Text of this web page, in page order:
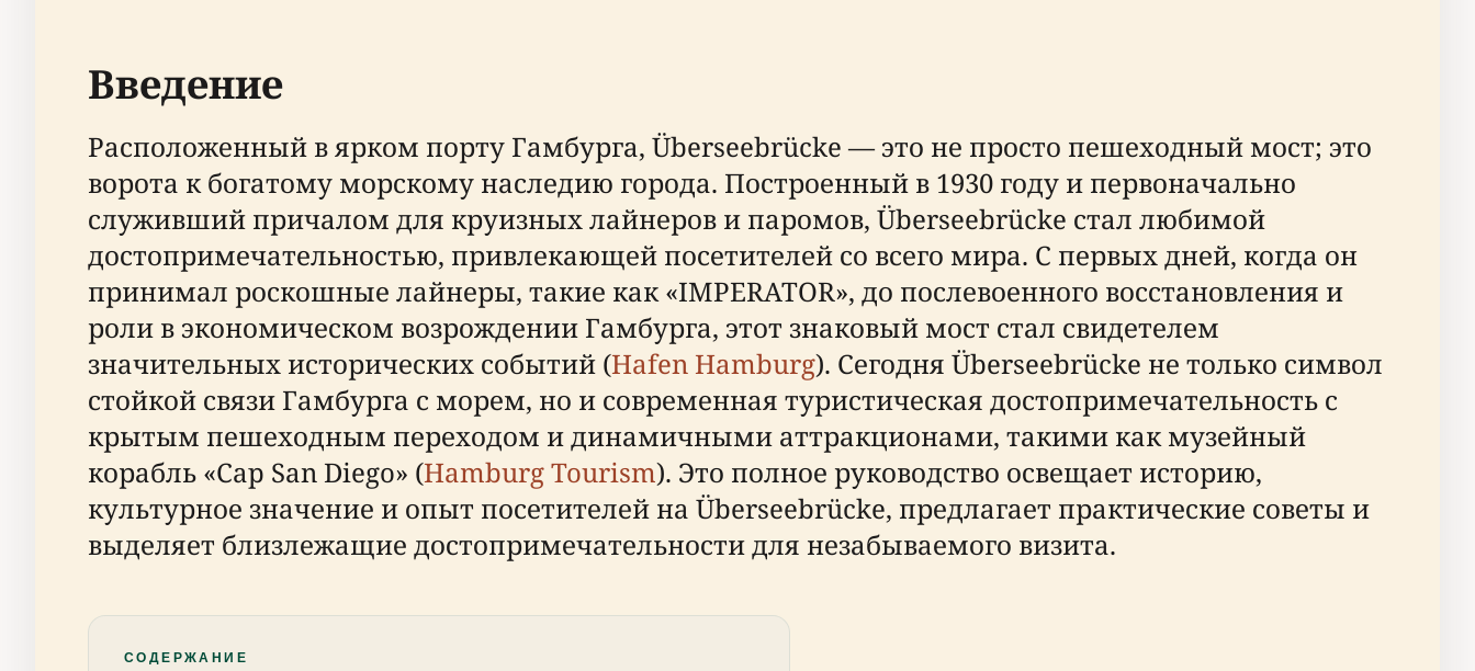
Введение
Расположенный в ярком порту Гамбурга, Überseebrücke — это не просто пешеходный мост; это
ворота к богатому морскому наследию города. Построенный в 1930 году и первоначально
служивший причалом для круизных лайнеров и паромов, Überseebrücke стал любимой
достопримечательностью, привлекающей посетителей со всего мира. С первых дней, когда он
принимал роскошные лайнеры, такие как «IMPERATOR», до послевоенного восстановления и
роли в экономическом возрождении Гамбурга, этот знаковый мост стал свидетелем
значительных исторических событий (Hafen Hamburg). Сегодня Überseebrücke не только символ
стойкой связи Гамбурга с морем, но и современная туристическая достопримечательность с
крытым пешеходным переходом и динамичными аттракционами, такими как музейный
корабль «Cap San Diego» (Hamburg Tourism). Это полное руководство освещает историю,
культурное значение и опыт посетителей на Überseebrücke, предлагает практические советы и
выделяет близлежащие достопримечательности для незабываемого визита.
СОДЕРЖАНИЕ